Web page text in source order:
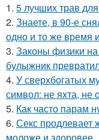
1. 5 лучших трав
2. Знаете, в 90-е
одно и то же время
3. Законы физики
булыжник
4. У сверхбогатых
символ: не яхта, не
5. Как часто парам
6. Секс продлевает